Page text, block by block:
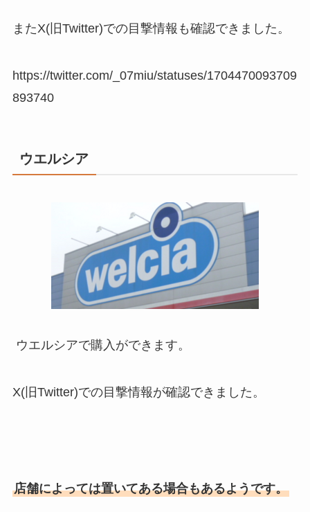
またX(旧Twitter)での目撃情報も確認できました。
https://twitter.com/_07miu/statuses/1704470093709
893740
ウエルシア
ウエルシアで購入ができます。
X(旧Twitter)での目撃情報が確認できました。
店舗によっては置いてある場合もあるようです。